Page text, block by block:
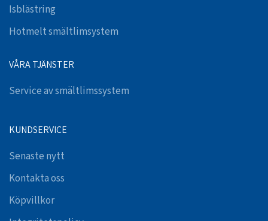
Isblästring
Hotmelt smältlimsystem
VÅRA TJÄNSTER
Service av smältlimssystem
KUNDSERVICE
Senaste nytt
Kontakta oss
Köpvillkor